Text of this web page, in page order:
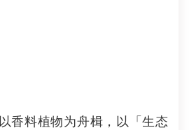
以香料植物为舟楫，以「生态